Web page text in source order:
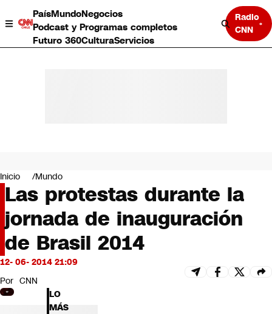
PaísMundoNegocios
Podcast y Programas completos
Futuro 360CulturaServicios
Radio
CNN
Negocios
Deportes
Programas completos
Cultura
Servicios
Bits
CNN tiempo
Futuro 360
Opinión
Inicio Mundo
Las protestas durante la
jornada de inauguración
de Brasil 2014
12- 06- 2014 21:09
Por CNN
LO
MÁS